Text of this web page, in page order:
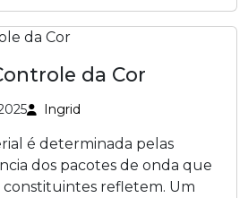
da Cor
Ingrid
é determinada pelas
dos pacotes de onda que
constituintes refletem. Um